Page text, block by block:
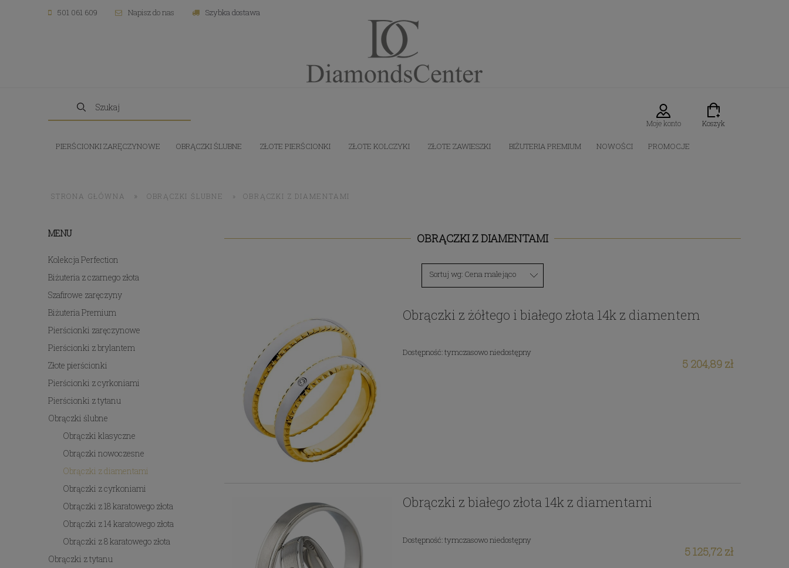
501 061 609 Napisz do nas Szybka dostawa
Koszyk
Moje konto
PIERŚCIONKI ZARĘCZYNOWE OBRĄCZKI ŚLUBNE ZŁOTE PIERŚCIONKI ZŁOTE KOLCZYKI ZŁOTE ZAWIESZKI BIŻUTERIA PREMIUM NOWOŚCI PROMOCJE
STRONA GŁÓWNA » OBRĄCZKI ŚLUBNE » OBRĄCZKI Z DIAMENTAMI
MENU
Kolekcja Perfection
Biżuteria z czarnego złota
Szafirowe zaręczyny
Biżuteria Premium
Pierścionki zaręczynowe
Pierścionki z brylantem
Złote pierścionki
Pierścionki z cyrkoniami
Pierścionki z tytanu
Obrączki ślubne
Obrączki klasyczne
Obrączki nowoczesne
Obrączki z diamentami
Obrączki z cyrkoniami
Obrączki z 18 karatowego złota
Obrączki z 14 karatowego złota
Obrączki z 8 karatowego złota
Obrączki z tytanu
OBRĄCZKI Z DIAMENTAMI
Sortuj wg: Cena malejąco
Obrączki z żółtego i białego złota 14k z diamentem
Dostępność:tymczasowo niedostępny
5 204,89 zł
Obrączki z białego złota 14k z diamentami
Dostępność:tymczasowo niedostępny
5 125,72 zł